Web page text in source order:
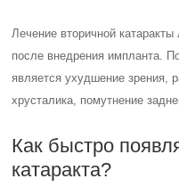
Лечение вторичной
после внедрения импланта.
является ухудшение зрения,
хрусталика, помутнение
Как быстро
катаракта?